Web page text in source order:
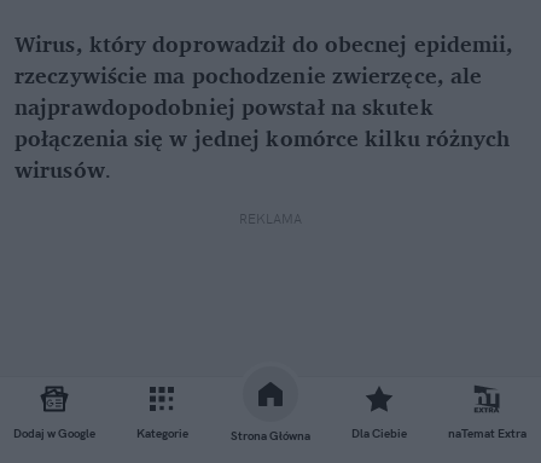
Dodaj w Google Kategorie Strona Główna Dla Ciebie naTemat Extra
Wirus, który doprowadził do obecnej epidemii,
rzeczywiście ma pochodzenie zwierzęce, ale
najprawdopodobniej powstał na skutek
połączenia się w jednej komórce kilku różnych
wirusów.
REKLAMA